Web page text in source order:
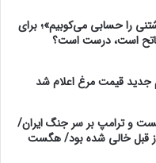
را حسابی می‌کوبیم»؛ برای
فاتح است، درست است؟
جدید قیمت مرغ اعلام شد
و ترامپ بر سر جنگ ایران/
قبل خالی شده بود/ هگست